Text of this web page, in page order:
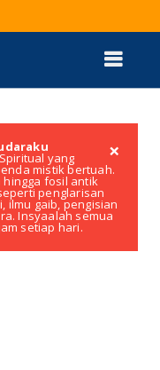
×
yang
mistik bertuah.
fosil antik
penglarisan
ilmu gaib, pengisian
Insyaalah semua
setiap hari.